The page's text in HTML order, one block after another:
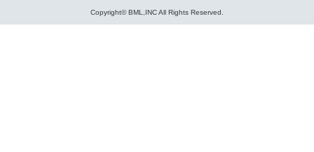
Copyright© BML,INC All Rights Reserved.